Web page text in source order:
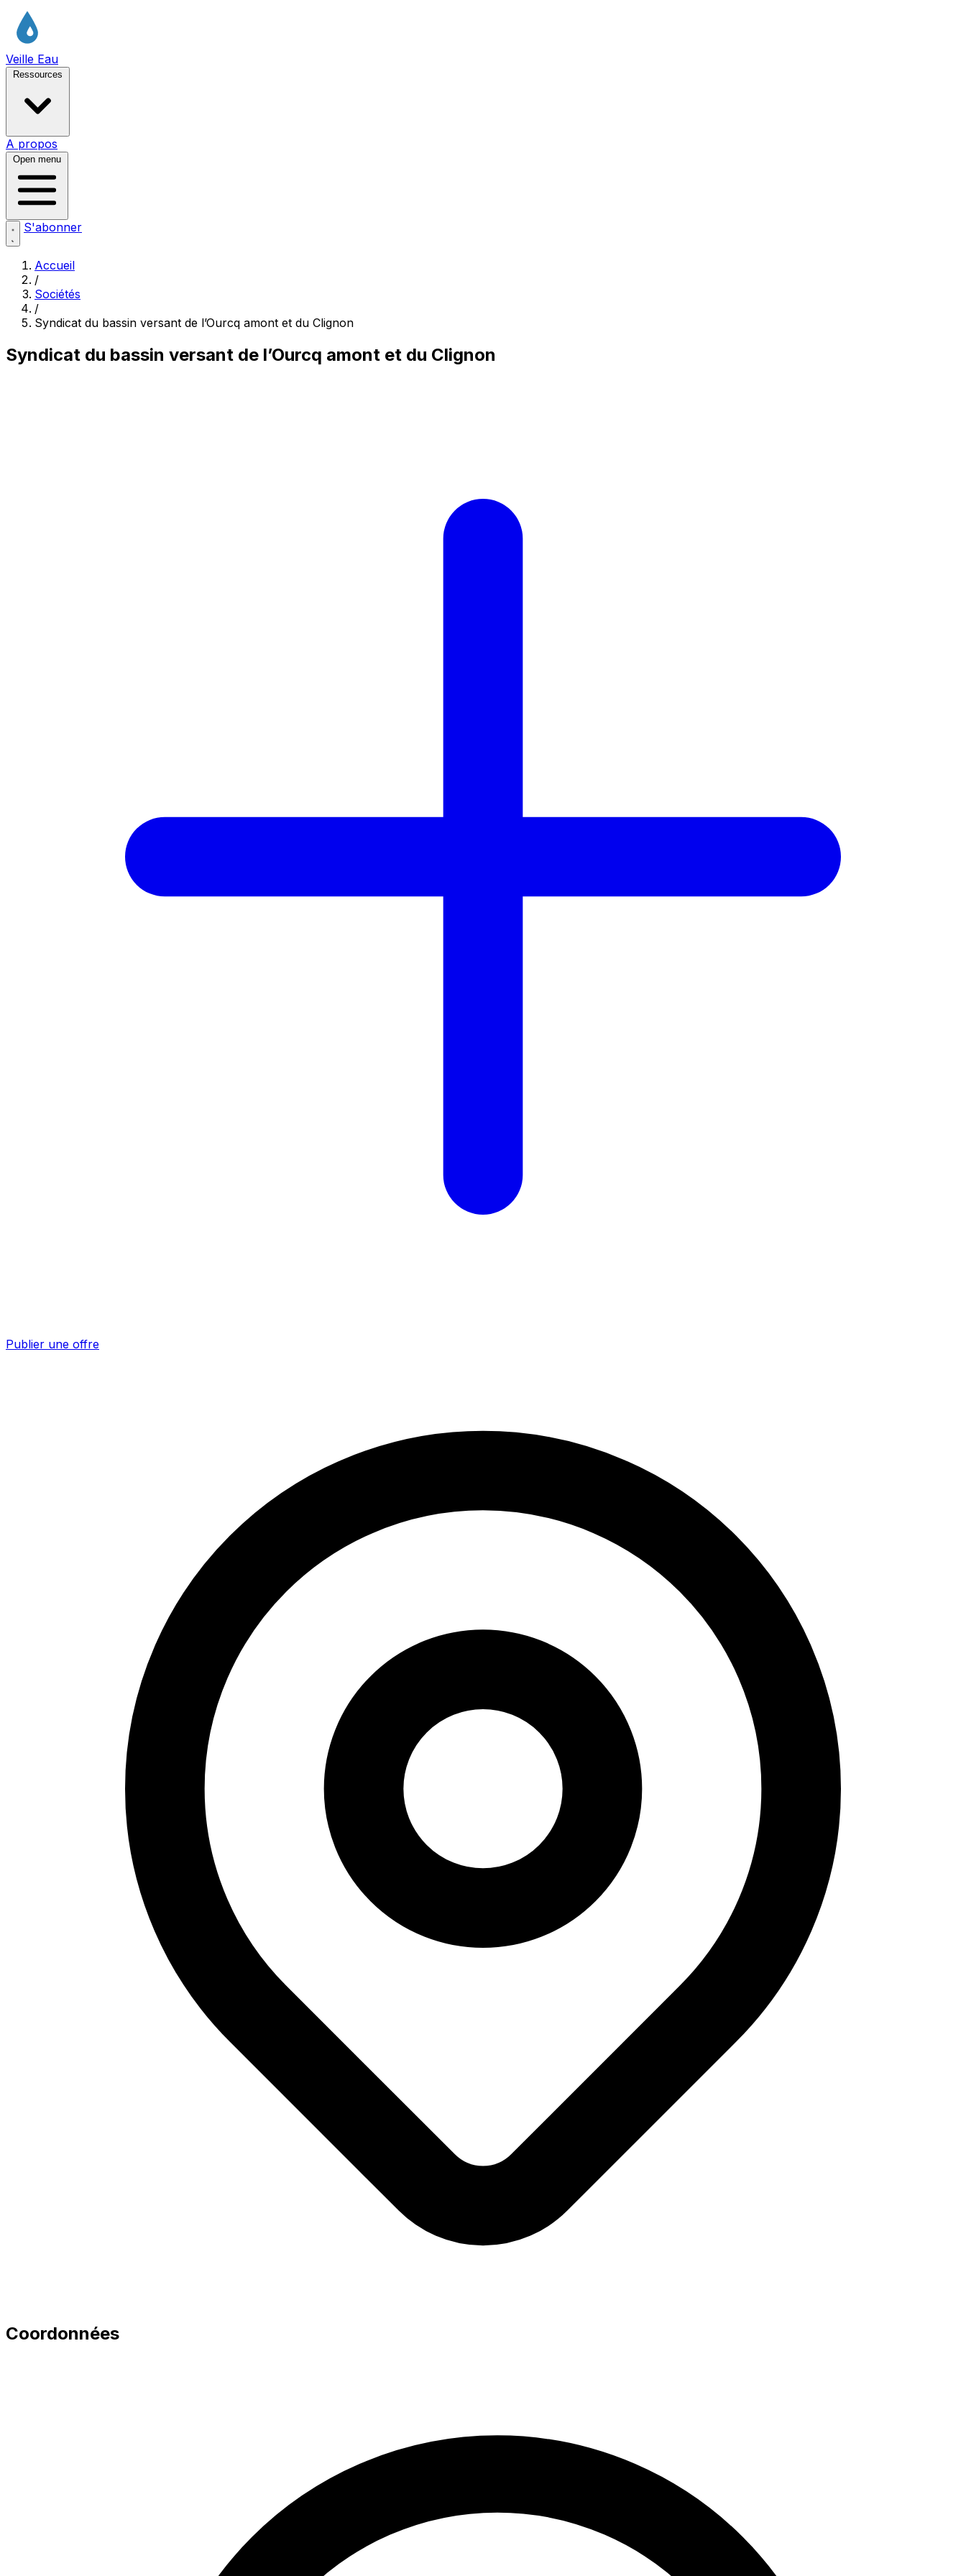
Veille Eau
Ressources
A propos
Open menu
S'abonner
Accueil
/
Sociétés
/
Syndicat du bassin versant de l’Ourcq amont et du Clignon
Syndicat du bassin versant de l’Ourcq amont et du Clignon
Publier une offre
Coordonnées